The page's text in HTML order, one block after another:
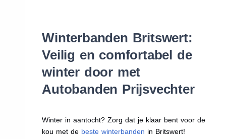
Winterbanden Britswert:
Veilig en comfortabel de
winter door met
Autobanden Prijsvechter
Winter in aantocht? Zorg dat je klaar bent voor de
kou met de beste winterbanden in Britswert!